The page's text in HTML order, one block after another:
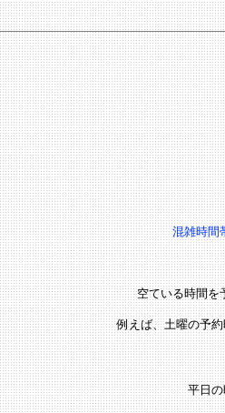
混雑時間
空ている時間を
例えば、土曜の予
平日